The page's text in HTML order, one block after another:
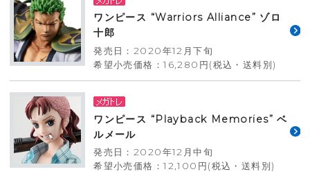
ワンピース “Warriors Alliance” ゾロ
十郎
発売日：2020年12月下旬
希望小売価格：16,280円(税込・送料別)
ワンピース “Playback Memories” ベ
ルメール
発売日：2020年12月中旬
希望小売価格：12,100円(税込・送料別)